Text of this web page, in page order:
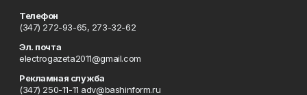
Телефон
(347) 272-93-65, 273-32-62
Эл. почта
electrogazeta2011@gmail.com
Рекламная служба
(347) 250-11-11 adv@bashinform.ru